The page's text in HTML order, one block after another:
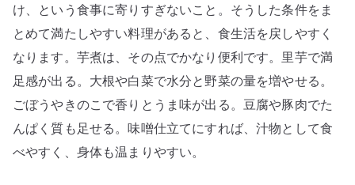
け、という食事に寄りすぎないこと。そうした条件をま
とめて満たしやすい料理があると、食生活を戻しやすく
なります。芋煮は、その点でかなり便利です。里芋で満
足感が出る。大根や白菜で水分と野菜の量を増やせる。
ごぼうやきのこで香りとうま味が出る。豆腐や豚肉でた
んぱく質も足せる。味噌仕立てにすれば、汁物として食
べやすく、身体も温まりやすい。